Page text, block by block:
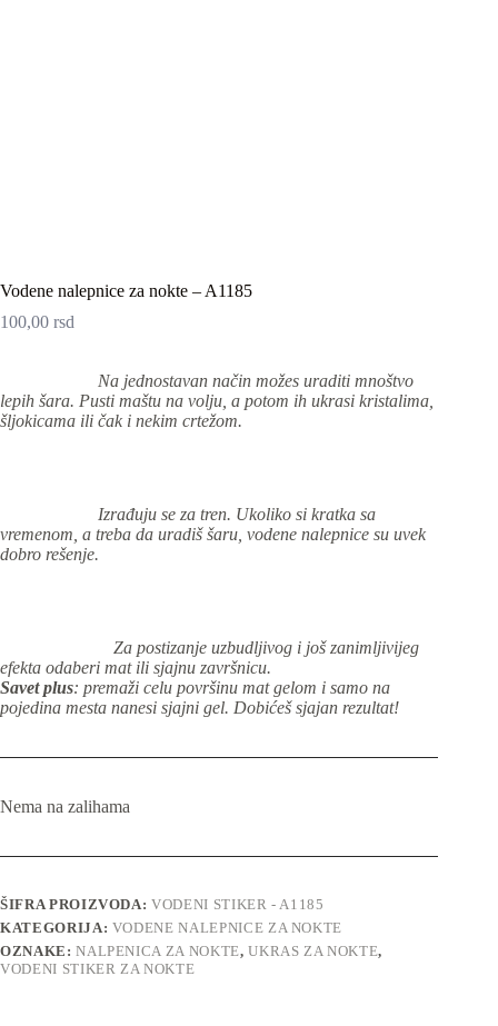
Vodene nalepnice za nokte – A1185
100,00 rsd
Na jednostavan način možes uraditi mnoštvo
lepih šara. Pusti maštu na volju, a potom ih ukrasi kristalima,
šljokicama ili čak i nekim crtežom.
Izrađuju se za tren. Ukoliko si kratka sa
vremenom, a treba da uradiš šaru, vodene nalepnice su uvek
dobro rešenje.
Za postizanje uzbudljivog i još zanimljivijeg
efekta odaberi mat ili sjajnu završnicu.
Savet plus: premaži celu površinu mat gelom i samo na
pojedina mesta nanesi sjajni gel. Dobićeš sjajan rezultat!
Nema na zalihama
ŠIFRA PROIZVODA:VODENI STIKER - A1185
KATEGORIJA: VODENE NALEPNICE ZA NOKTE
OZNAKE:NALPENICA ZA NOKTE,UKRAS ZA NOKTE,
VODENI STIKER ZA NOKTE